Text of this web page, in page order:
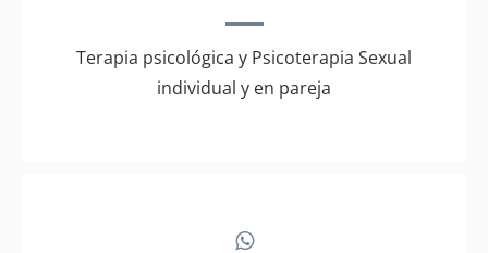
Terapia psicológica y Psicoterapia Sexual
individual y en pareja